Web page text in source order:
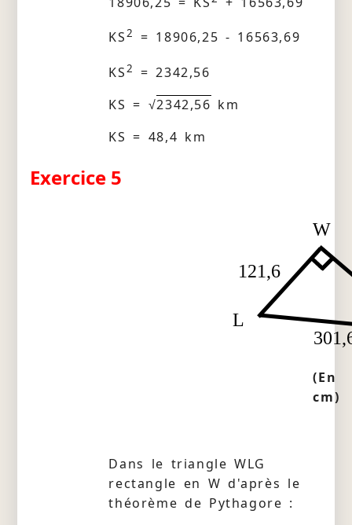
KS2 = 18906,25 - 16563,69
KS 2
= 2342,56
KS = √2342,56 km
KS = 48,4 km
Exercice 5
W
L
121,6
(En
cm)
Dans le triangle WLG
rectangle en W d'après le
théorème de Pythagore :